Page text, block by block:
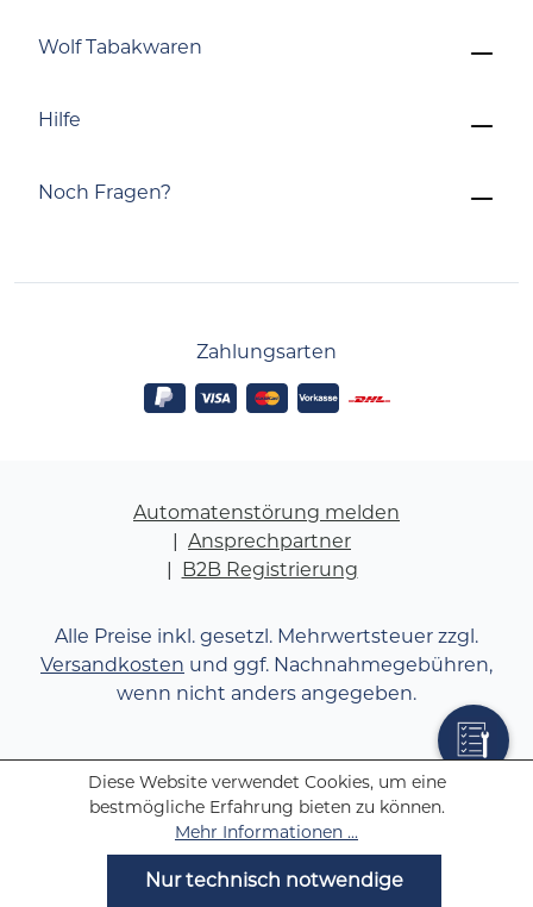
Noch Fragen?
Wolf Tabakwaren
Hilfe
Zahlungsarten
Automatenstörung melden
Ansprechpartner
B2B Registrierung
Alle Preise inkl. gesetzl. Mehrwertsteuer zzgl.
Versandkosten und ggf. Nachnahmegebühren,
wenn nicht anders angegeben.
Diese Website verwendet Cookies, um eine
bestmögliche Erfahrung bieten zu können.
Mehr Informationen ...
Nur technisch notwendige